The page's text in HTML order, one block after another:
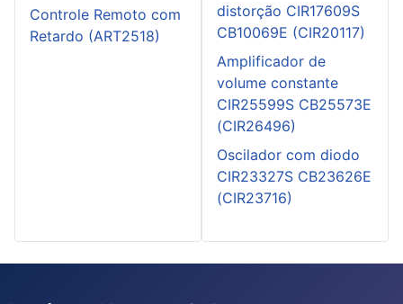
Controle Remoto com
Retardo (ART2518)
distorção CIR17609S
CB10069E (CIR20117)
Amplificador de
volume constante
CIR25599S CB25573E
(CIR26496)
Oscilador com diodo
CIR23327S CB23626E
(CIR23716)